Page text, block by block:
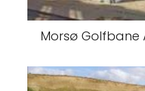
Morsø Golfbane